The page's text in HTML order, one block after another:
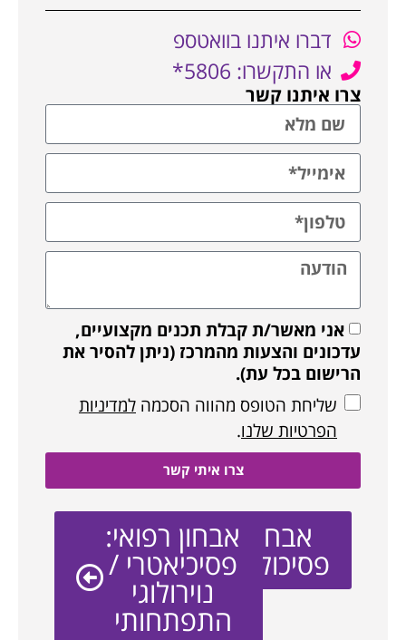
דברו איתנו בוואטספ
או התקשרו: 5806*
צרו איתנו קשר
אני מאשר/ת קבלת תכנים מקצועיים,
עדכונים והצעות מהמרכז (ניתן להסיר את
הרישום בכל עת).
שליחת הטופס מהווה הסכמה למדיניות
הפרטיות שלנו.
צרו איתי קשר
אבחון
פסיכולוגי
אבחון רפואי:
פסיכיאטרי /
נוירולוגי
התפתחותי